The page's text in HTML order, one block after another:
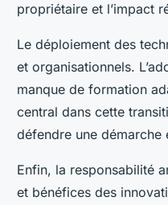
propriétaire et l’impact
Le déploiement des
et organisationnels.
manque de formation
central dans cette
défendre une démarche
Enfin, la responsabilité
et bénéfices des